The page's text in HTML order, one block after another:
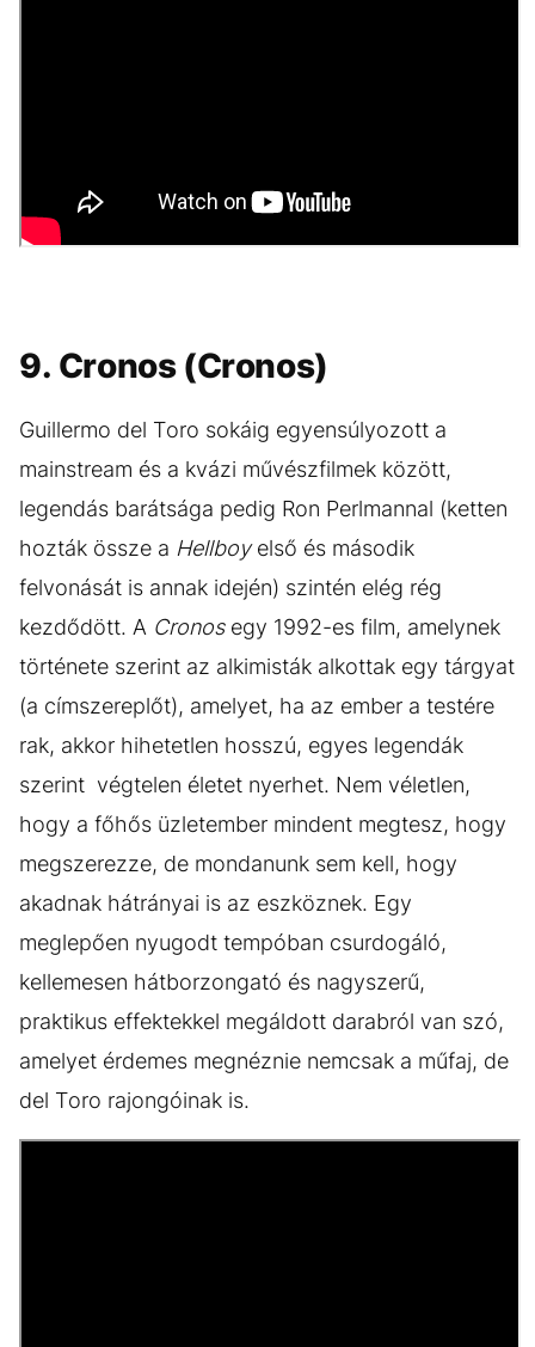
9. Cronos (Cronos)
Guillermo del Toro sokáig egyensúlyozott a
mainstream és a kvázi művészfilmek között,
legendás barátsága pedig Ron Perlmannal (ketten
hozták össze a Hellboyelső és második
felvonását is annak idején) szintén elég rég
kezdődött. A Cronosegy 1992-es film, amelynek
története szerint az alkimisták alkottak egy tárgyat
(a címszereplőt), amelyet, ha az ember a testére
rak, akkor hihetetlen hosszú, egyes legendák
szerint végtelen életet nyerhet. Nem véletlen,
hogy a főhős üzletember mindent megtesz, hogy
megszerezze, de mondanunk sem kell, hogy
akadnak hátrányai is az eszköznek. Egy
meglepően nyugodt tempóban csurdogáló,
kellemesen hátborzongató és nagyszerű,
praktikus effektekkel megáldott darabról van szó,
amelyet érdemes megnéznie nemcsak a műfaj, de
del Toro rajongóinak is.